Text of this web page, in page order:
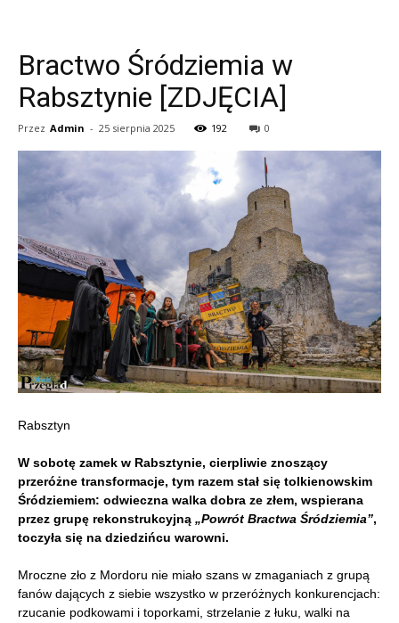
Bractwo Śródziemia w
Rabsztynie [ZDJĘCIA]
Przez Admin - 25 sierpnia 2025 192 0
Rabsztyn
W sobotę zamek w Rabsztynie, cierpliwie znoszący
przeróżne transformacje, tym razem stał się tolkienowskim
Śródziemiem: odwieczna walka dobra ze złem, wspierana
przez grupę rekonstrukcyjną „Powrót Bractwa Śródziemia”,
toczyła się na dziedzińcu warowni.
Mroczne zło z Mordoru nie miało szans w zmaganiach z grupą
fanów dających z siebie wszystko w przeróżnych konkurencjach:
rzucanie podkowami i toporkami, strzelanie z łuku, walki na